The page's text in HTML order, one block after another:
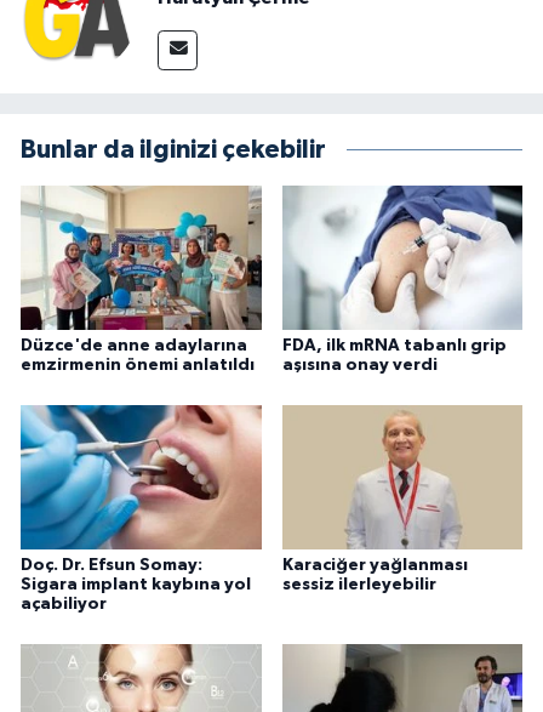
Bunlar da ilginizi çekebilir
Düzce'de anne adaylarına
emzirmenin önemi anlatıldı
FDA, ilk mRNA tabanlı grip
aşısına onay verdi
Doç. Dr. Efsun Somay:
Sigara implant kaybına yol
açabiliyor
Karaciğer yağlanması
sessiz ilerleyebilir